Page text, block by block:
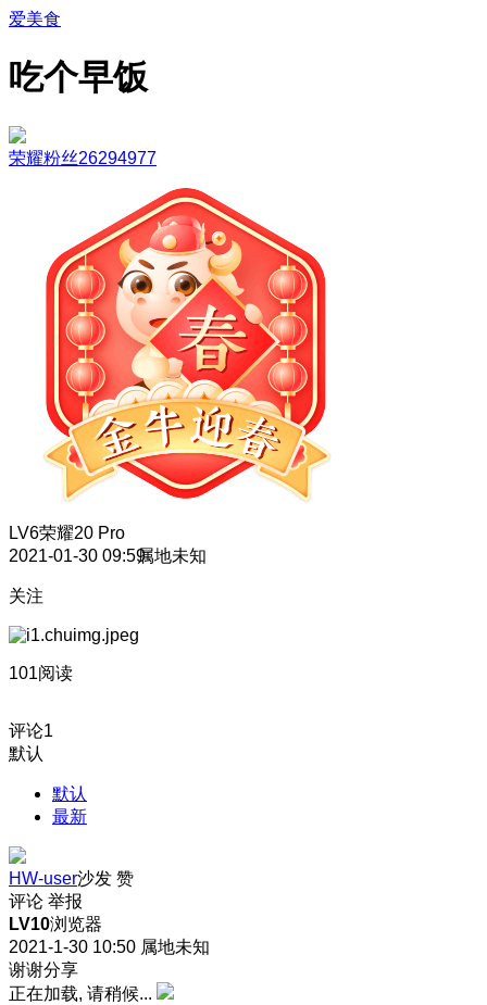
爱美食
吃个早饭
荣耀粉丝26294977
LV6荣耀20 Pro
2021-01-30 09:59属地未知
关注
101阅读
评论1
默认
默认
最新
HW-user沙发 赞
评论 举报
LV10浏览器
2021-1-30 10:50 属地未知
谢谢分享
正在加载, 请稍候...